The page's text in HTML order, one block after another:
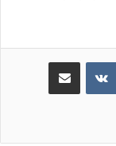
مشاركة عبر البريد